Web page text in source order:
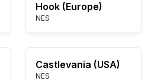
Hook (Europe)
NES
Castlevania (USA)
NES